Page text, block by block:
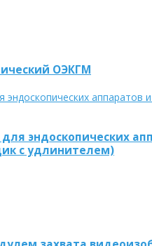
ОЭКГМ
эндоскопических
с удлинителем)